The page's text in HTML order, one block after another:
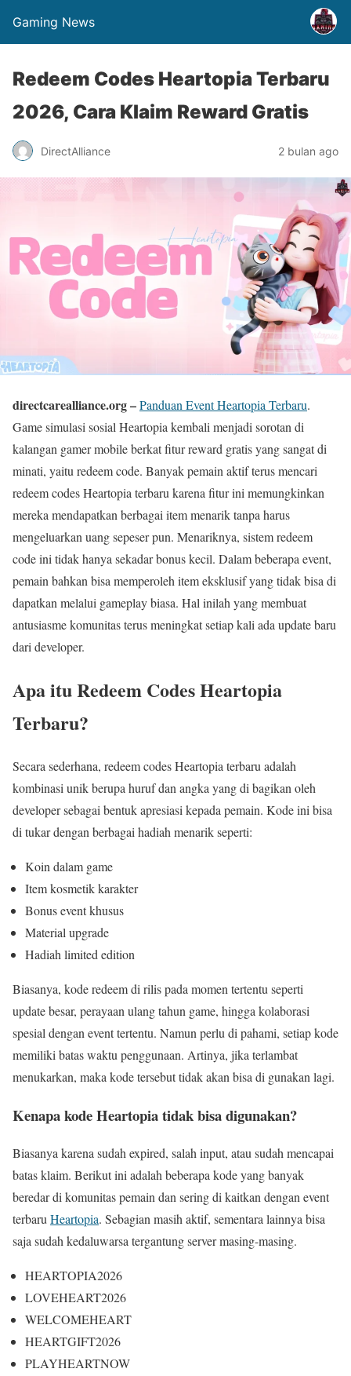
Gaming News
Redeem Codes Heartopia Terbaru
2026, Cara Klaim Reward Gratis
DirectAlliance 2 bulan ago
directcarealliance.org –Panduan Event Heartopia Terbaru.
Game simulasi sosial Heartopia kembali menjadi sorotan di
kalangan gamer mobile berkat fitur reward gratis yang sangat di
minati, yaitu redeem code. Banyak pemain aktif terus mencari
redeem codes Heartopia terbaru karena fitur ini memungkinkan
mereka mendapatkan berbagai item menarik tanpa harus
mengeluarkan uang sepeser pun. Menariknya, sistem redeem
code ini tidak hanya sekadar bonus kecil. Dalam beberapa event,
pemain bahkan bisa memperoleh item eksklusif yang tidak bisa di
dapatkan melalui gameplay biasa. Hal inilah yang membuat
antusiasme komunitas terus meningkat setiap kali ada update baru
dari developer.
Apa itu Redeem Codes Heartopia
Terbaru?
Secara sederhana, redeem codes Heartopia terbaru adalah
kombinasi unik berupa huruf dan angka yang di bagikan oleh
developer sebagai bentuk apresiasi kepada pemain. Kode ini bisa
di tukar dengan berbagai hadiah menarik seperti:
Koin dalam game
Item kosmetik karakter
Bonus event khusus
Material upgrade
Hadiah limited edition
Biasanya, kode redeem di rilis pada momen tertentu seperti
update besar, perayaan ulang tahun game, hingga kolaborasi
spesial dengan event tertentu. Namun perlu di pahami, setiap kode
memiliki batas waktu penggunaan. Artinya, jika terlambat
menukarkan, maka kode tersebut tidak akan bisa di gunakan lagi.
Kenapa kode Heartopia tidak bisa digunakan?
Biasanya karena sudah expired, salah input, atau sudah mencapai
batas klaim. Berikut ini adalah beberapa kode yang banyak
beredar di komunitas pemain dan sering di kaitkan dengan event
terbaruHeartopia. Sebagian masih aktif, sementara lainnya bisa
saja sudah kedaluwarsa tergantung server masing-masing.
HEARTOPIA2026
LOVEHEART2026
WELCOMEHEART
HEARTGIFT2026
PLAYHEARTNOW